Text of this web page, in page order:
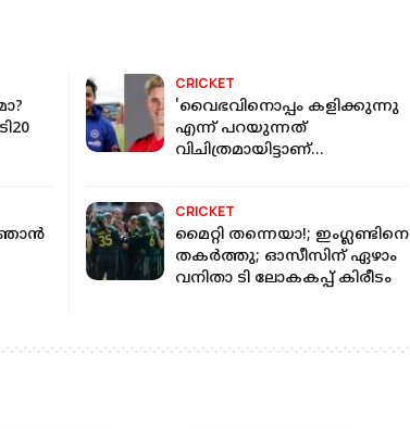
CRICKET
'വൈഭവിനൊപ്പം കളിക്കുന്നു
എന്ന് പറയുന്നത്
വിചിത്രമായിട്ടാണ്
ഞാൻ
CRICKET
മൈറ്റി തന്നെയാ!; ഇംഗ്ലണ്ടിനെ
തകർത്തു; ഓസീസിന് ഏഴാം
വനിതാ ടി ലോകകപ്പ് കിരീടം